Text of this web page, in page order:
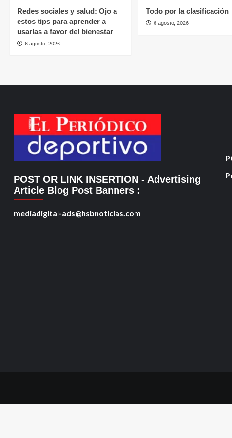
Redes sociales y salud: Ojo a
estos tips para aprender a
usarlas a favor del bienestar
6 agosto, 2026
Todo por la clasificación
6 agosto, 2026
POST OR LINK INSERTION - Advertising
Article Blog Post Banners :
mediadigital-ads@hsbnoticias.com